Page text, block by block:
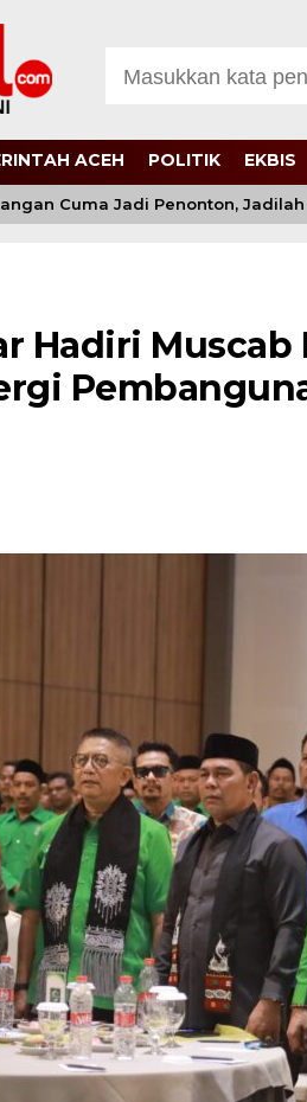
ACEH POLITIK EKBIS
Cuma Jadi Penonton, Jadilah
Hadiri Muscab